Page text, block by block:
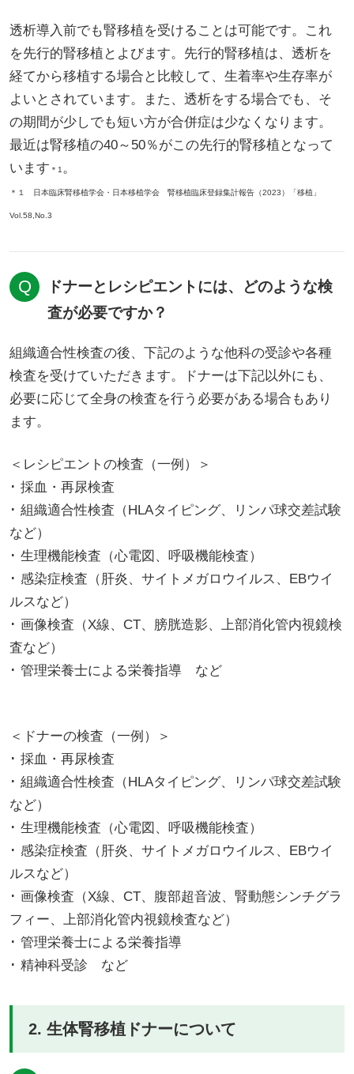
透析導入前でも腎移植を受けることは可能です。これ
を先行的腎移植とよびます。先行的腎移植は、透析を
経てから移植する場合と比較して、生着率や生存率が
よいとされています。また、透析をする場合でも、そ
の期間が少しでも短い方が合併症は少なくなります。
最近は腎移植の40～50％がこの先行的腎移植となって
います ＊1 。
＊１ 日本臨床腎移植学会・日本移植学会 腎移植臨床登録集計報告（2023）「移植」
Vol.58,No.3
ドナーとレシピエントには、どのような検
査が必要ですか？
組織適合性検査の後、下記のような他科の受診や各種
検査を受けていただきます。ドナーは下記以外にも、
必要に応じて全身の検査を行う必要がある場合もあり
ます。
＜レシピエントの検査（一例）＞
･ 採血・再尿検査
･ 組織適合性検査（HLAタイピング、リンパ球交差試験
など）
･ 生理機能検査（心電図、呼吸機能検査）
･ 感染症検査（肝炎、サイトメガロウイルス、EBウイ
ルスなど）
･ 画像検査（X線、CT、膀胱造影、上部消化管内視鏡検
査など）
･ 管理栄養士による栄養指導 など
＜ドナーの検査（一例）＞
･ 採血・再尿検査
･ 組織適合性検査（HLAタイピング、リンパ球交差試験
など）
･ 生理機能検査（心電図、呼吸機能検査）
･ 感染症検査（肝炎、サイトメガロウイルス、EBウイ
ルスなど）
･ 画像検査（X線、CT、腹部超音波、腎動態シンチグラ
フィー、上部消化管内視鏡検査など）
･ 管理栄養士による栄養指導
･ 精神科受診 など
2. 生体腎移植ドナーについて